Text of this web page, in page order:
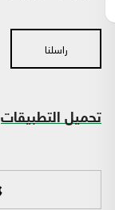
راسلنا
تحميل التطبيقات